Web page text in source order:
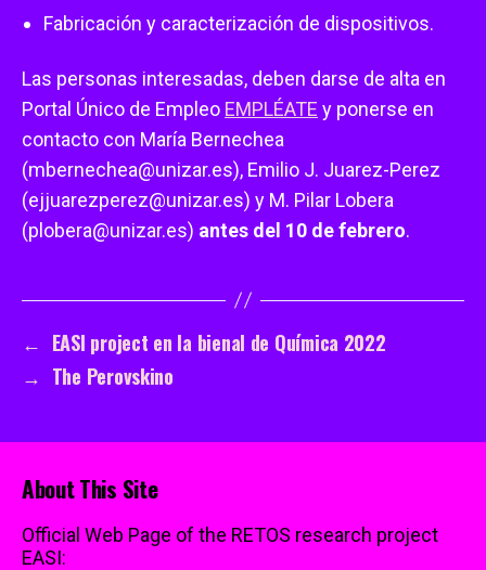
Fabricación y caracterización de dispositivos.
Las personas interesadas, deben darse de alta en
Portal Único de Empleo EMPLÉATE y ponerse en
contacto con María Bernechea
(mbernechea@unizar.es), Emilio J. Juarez-Perez
(ejjuarezperez@unizar.es) y M. Pilar Lobera
(plobera@unizar.es) antes del 10 de febrero.
← EASI project en la bienal de Química 2022
→ The Perovskino
About This Site
Official Web Page of the RETOS research project
EASI: